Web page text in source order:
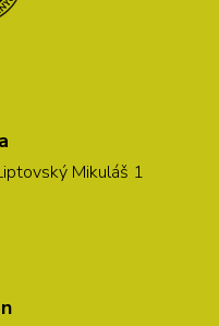
Mikuláš 1